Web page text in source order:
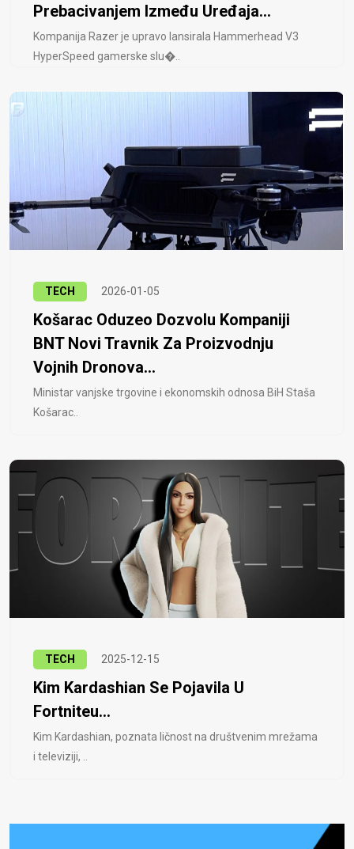
Prebacivanjem Između Uređaja...
Kompanija Razer je upravo lansirala Hammerhead V3
HyperSpeed ​​gamerske slu�..
TECH 2026-01-05
Košarac Oduzeo Dozvolu Kompaniji
BNT Novi Travnik Za Proizvodnju
Vojnih Dronova...
Ministar vanjske trgovine i ekonomskih odnosa BiH Staša
Košarac..
TECH 2025-12-15
Kim Kardashian Se Pojavila U
Fortniteu...
Kim Kardashian, poznata ličnost na društvenim mrežama
i televiziji, ..